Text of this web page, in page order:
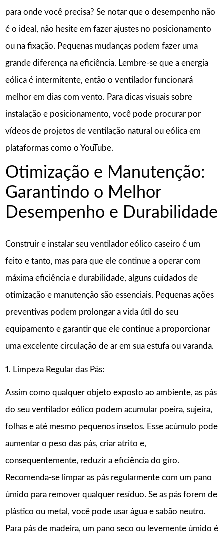
para onde você precisa? Se notar que o desempenho não
é o ideal, não hesite em fazer ajustes no posicionamento
ou na fixação. Pequenas mudanças podem fazer uma
grande diferença na eficiência. Lembre-se que a energia
eólica é intermitente, então o ventilador funcionará
melhor em dias com vento. Para dicas visuais sobre
instalação e posicionamento, você pode procurar por
vídeos de projetos de ventilação natural ou eólica em
plataformas como o YouTube.
Otimização e Manutenção:
Garantindo o Melhor
Desempenho e Durabilidade
Construir e instalar seu ventilador eólico caseiro é um
feito e tanto, mas para que ele continue a operar com
máxima eficiência e durabilidade, alguns cuidados de
otimização e manutenção são essenciais. Pequenas ações
preventivas podem prolongar a vida útil do seu
equipamento e garantir que ele continue a proporcionar
uma excelente circulação de ar em sua estufa ou varanda.
1. Limpeza Regular das Pás:
Assim como qualquer objeto exposto ao ambiente, as pás
do seu ventilador eólico podem acumular poeira, sujeira,
folhas e até mesmo pequenos insetos. Esse acúmulo pode
aumentar o peso das pás, criar atrito e,
consequentemente, reduzir a eficiência do giro.
Recomenda-se limpar as pás regularmente com um pano
úmido para remover qualquer resíduo. Se as pás forem de
plástico ou metal, você pode usar água e sabão neutro.
Para pás de madeira, um pano seco ou levemente úmido é